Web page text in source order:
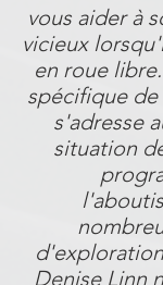
vous aider à
vicieux
en roue
spécifique
s'adresse
situation
Denise Linn